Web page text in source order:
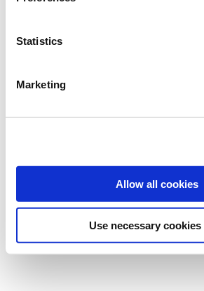
Statistics
Marketing
Allow all cookies
Use necessary